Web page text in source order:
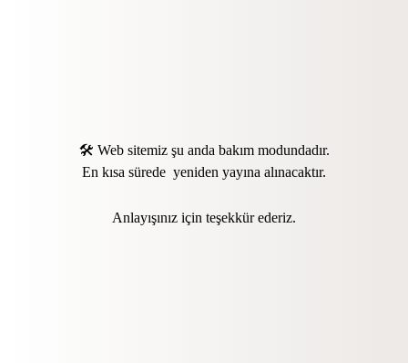
🛠️ Web sitemiz şu anda bakım modundadır.
En kısa sürede yeniden yayına alınacaktır.
Anlayışınız için teşekkür ederiz.